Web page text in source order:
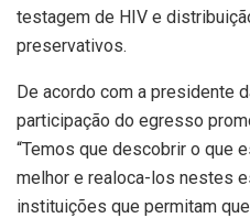
testagem de HIV e
preservativos.
De acordo com a presidente
participação do egresso
“Temos que descobrir o que
melhor e realoca-los nestes
instituições que permitam